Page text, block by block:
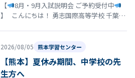
【
8月・9月入試説明会 ご予約受付中
】 こんにちは！ 勇志国際高等学校 千葉学
2026/08/05 熊本学習センター
【熊本】夏休み期間、中学校の先
生方へ